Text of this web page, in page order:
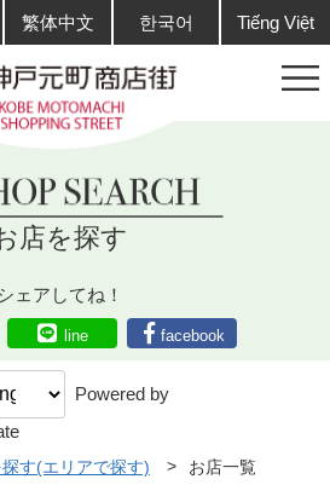
繁体中文 한국어 Tiếng Việt
店を探す
ェアしてね！
line facebook
Powered by
す(エリアで探す) お店一覧